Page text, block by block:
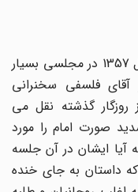
پس از مراجعت معظم له از خارج در سال 1357 در مجلسی بسیار
فلسفی سخنرانی
گذشته نقل می
صورت امام را مورد
آیا ایشان در آن جلسه
داستان به جای خنده